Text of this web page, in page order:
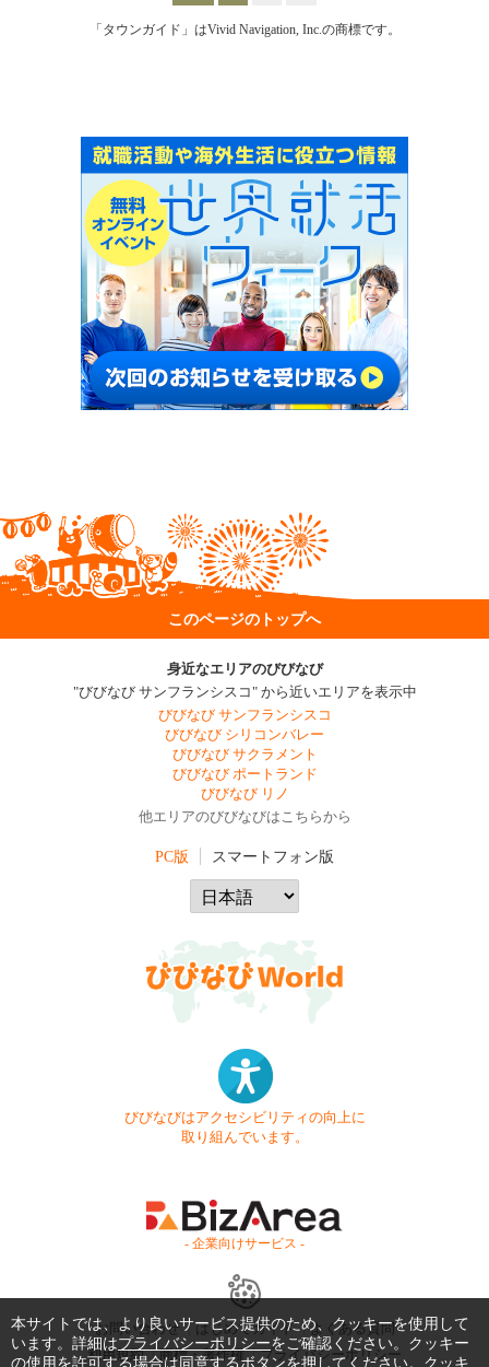
「タウンガイド」はVivid Navigation, Inc.の商標です。
このページのトップへ
身近なエリアのびびなび
"びびなび サンフランシスコ" から近いエリアを表示中
びびなび サンフランシスコ
びびなび シリコンバレー
びびなび サクラメント
びびなび ポートランド
びびなび リノ
他エリアのびびなびはこちらから
PC版 スマートフォン版
びびなびはアクセシビリティの向上に
取り組んでいます。
- 企業向けサービス -
お問い合わせ はじめてガイド
よくある質問
利用規約
商標・著作権 プライバシーポリシー
本サイトでは、より良いサービス提供のため、クッキーを使用して
います。詳細はプライバシーポリシーをご確認ください。クッキー
の使用を許可する場合は同意するボタンを押してください。クッキ